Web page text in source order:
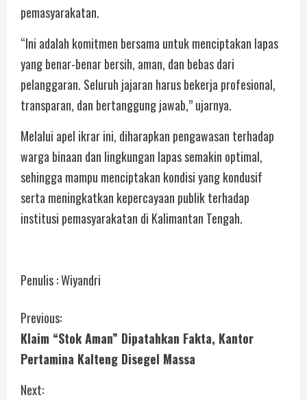
pemasyarakatan.
“Ini adalah komitmen bersama untuk menciptakan lapas
yang benar-benar bersih, aman, dan bebas dari
pelanggaran. Seluruh jajaran harus bekerja profesional,
transparan, dan bertanggung jawab,” ujarnya.
Melalui apel ikrar ini, diharapkan pengawasan terhadap
warga binaan dan lingkungan lapas semakin optimal,
sehingga mampu menciptakan kondisi yang kondusif
serta meningkatkan kepercayaan publik terhadap
institusi pemasyarakatan di Kalimantan Tengah.
Penulis : Wiyandri
Previous:
Klaim “Stok Aman” Dipatahkan Fakta, Kantor
Pertamina Kalteng Disegel Massa
Next: